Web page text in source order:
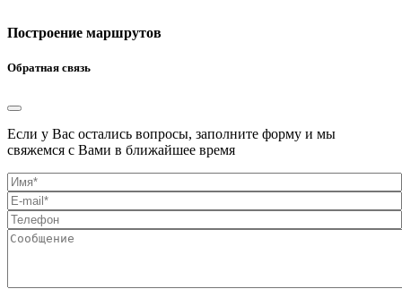
Построение маршрутов
Обратная связь
Если у Вас остались вопросы, заполните форму и мы
свяжемся с Вами в ближайшее время